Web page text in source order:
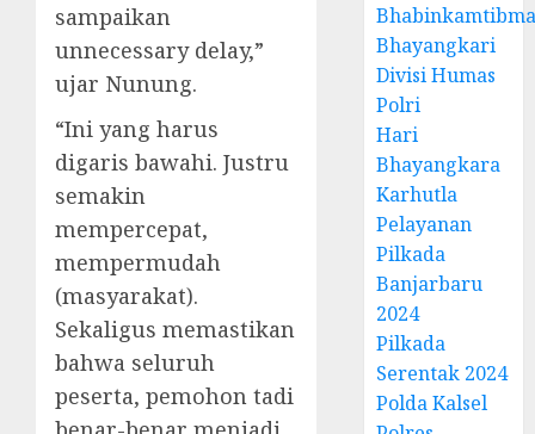
sampaikan
unnecessary delay,”
ujar Nunung.
“Ini yang harus
digaris bawahi. Justru
semakin
mempercepat,
mempermudah
(masyarakat).
Sekaligus memastikan
bahwa seluruh
peserta, pemohon tadi
Bhayangkari
Divisi Humas
Polri
Hari
Bhayangkara
Karhutla
Pelayanan
Pilkada
Banjarbaru
2024
Pilkada
Serentak 2024
Polda Kalsel